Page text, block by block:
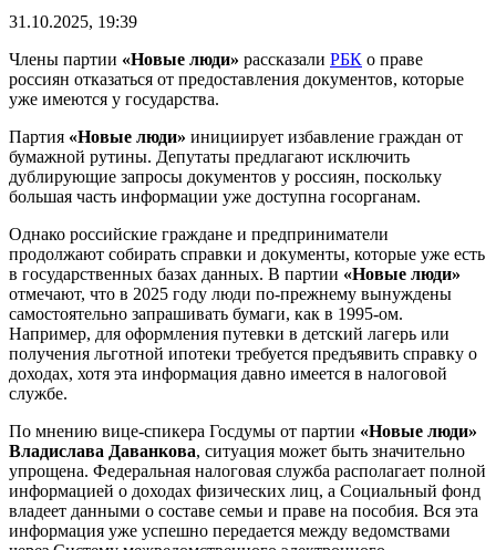
31.10.2025, 19:39
Члены партии «Новые люди» рассказали РБК о праве
россиян отказаться от предоставления документов, которые
уже имеются у государства.
Партия «Новые люди» инициирует избавление граждан от
бумажной рутины. Депутаты предлагают исключить
дублирующие запросы документов у россиян, поскольку
большая часть информации уже доступна госорганам.
Однако российские граждане и предприниматели
продолжают собирать справки и документы, которые уже есть
в государственных базах данных. В партии «Новые люди»
отмечают, что в 2025 году люди по-прежнему вынуждены
самостоятельно запрашивать бумаги, как в 1995-ом.
Например, для оформления путевки в детский лагерь или
получения льготной ипотеки требуется предъявить справку о
доходах, хотя эта информация давно имеется в налоговой
службе.
По мнению вице-спикера Госдумы от партии «Новые люди»
Владислава Даванкова, ситуация может быть значительно
упрощена. Федеральная налоговая служба располагает полной
информацией о доходах физических лиц, а Социальный фонд
владеет данными о составе семьи и праве на пособия. Вся эта
информация уже успешно передается между ведомствами